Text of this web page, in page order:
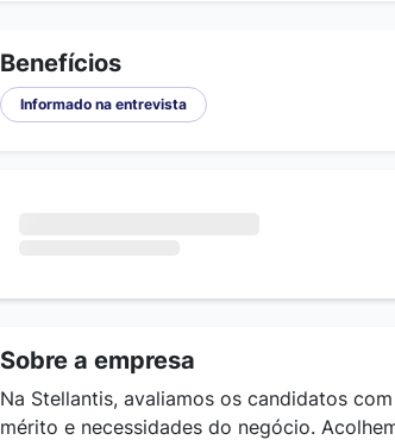
Benefícios
Informado na entrevista
Sobre a empresa
Na Stellantis, avaliamos os candidatos
mérito e necessidades do negócio.